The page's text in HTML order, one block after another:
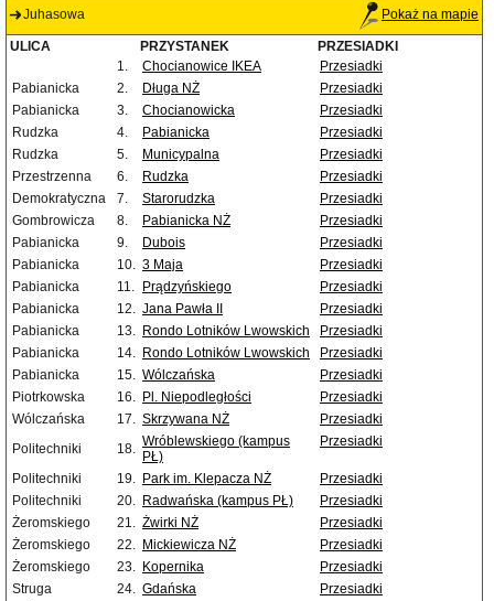
Juhasowa Pokaż na mapie
ULICA PRZYSTANEK
PRZESIADKI
1.
Chocianowice IKEA
Przesiadki
Pabianicka
2. Długa NŻ
Przesiadki
Pabianicka
3. Chocianowicka
Przesiadki
Rudzka
4. Pabianicka
Przesiadki
Rudzka
5. Municypalna
Przesiadki
Przestrzenna
6. Rudzka
Przesiadki
Demokratyczna
7. Starorudzka
Przesiadki
Gombrowicza
8. Pabianicka NŻ
Przesiadki
Pabianicka
9. Dubois
Przesiadki
Pabianicka
10. 3 Maja
Przesiadki
Pabianicka
11. Prądzyńskiego
Przesiadki
Pabianicka
12. Jana Pawła II
Przesiadki
Pabianicka
13. Rondo Lotników Lwowskich
Przesiadki
Pabianicka
14. Rondo Lotników Lwowskich
Przesiadki
Pabianicka
15. Wólczańska
Przesiadki
Piotrkowska
16. Pl. Niepodległości
Przesiadki
Wólczańska
17. Skrzywana NŻ
Przesiadki
Politechniki
18. Wróblewskiego (kampus
PŁ)
Przesiadki
Politechniki 19. Park im. Klepacza NŻ
Przesiadki
Politechniki
20. Radwańska (kampus PŁ)
Przesiadki
Żeromskiego
21. Żwirki NŻ
Przesiadki
Żeromskiego
22. Mickiewicza NŻ
Przesiadki
Żeromskiego
23. Kopernika
Przesiadki
Struga
24. Gdańska
Przesiadki